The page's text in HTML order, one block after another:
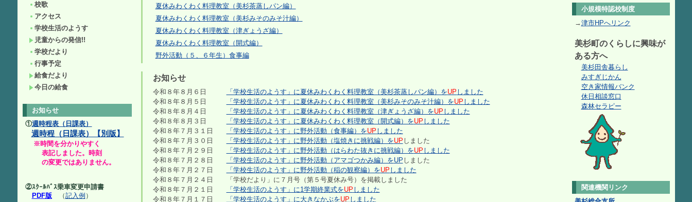
校歌
アクセス
学校生活のようす
児童からの発信!!
学校だより
行事予定
給食だより
今日の給食
お知らせ
①週時程表（日課表）
週時程（日課表）【別版】
※時間を分かりやすく
表記しました。時刻
の変更ではありません。
②ｽｸｰﾙﾊﾞｽ乗車変更申請書
PDF版（記入例 ）
夏休みわくわく料理教室（美杉茶蒸しパン編）
夏休みわくわく料理教室（美杉みそのみそ汁編）
夏休みわくわく料理教室（津ぎょうざ編）
夏休みわくわく料理教室（開式編）
野外活動（５、６年生）食事編
お知らせ
令和８年８月６日 「学校生活のようす」に夏休みわくわく料理教室（美杉茶蒸しパン編）をUP しました
令和８年８月５日
「学校生活のようす」に夏休みわくわく料理教室（美杉みそのみそ汁編）をUP しました
令和８年８月４日
「学校生活のようす」に夏休みわくわく料理教室（津ぎょうざ編）をUP しました
令和８年８月３日
「学校生活のようす」に夏休みわくわく料理教室（開式編）をUP しました
令和８年７月３１日
「学校生活のようす」に野外活動（食事編）をUP しました
令和８年７月３０日
「学校生活のようす」に野外活動（塩焼きに挑戦編）をUP しました
令和８年７月２９日
「学校生活のようす」に野外活動（はらわた抜きに挑戦編）をUP しました
令和８年７月２８日
「学校生活のようす」に野外活動（アマゴつかみ編）をUP しました
令和８年７月２７日
「学校生活のようす」に野外活動（稲の観察編）をUP しました
令和８年７月２４日 「学校だより」に７月号（第５号夏休み号）を掲載しました
令和８年７月２１日
「学校生活のようす」に1学期終業式をUP しました
令和８年７月１７日
「学校生活のようす」に大きなかぶをUP しました
小規模特認校制度
→津市HPへリンク
美杉町のくらしに興味が
ある方へ
美杉田舎暮らし
みすぎじかん
空き家情報バンク
休日相談窓口
森林セラピー
関連機関リンク